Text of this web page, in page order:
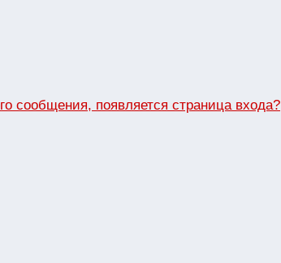
сообщения, появляется страница входа?